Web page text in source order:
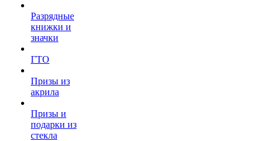
Разрядные
книжки и
значки
ГТО
Призы из
акрила
Призы и
подарки из
стекла